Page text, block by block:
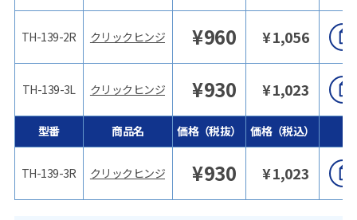
TH-139-2R
TH-139-3L
型番
TH-139-3R
クリックヒンジ ¥960 ¥1,056
クリックヒンジ ¥930 ¥1,023
商品名 価格（税抜） 価格（税込）
クリックヒンジ ¥930 ¥1,023